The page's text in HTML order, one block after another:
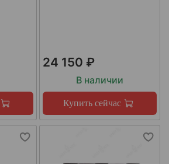
24 150 ₽
В наличии
Купить сейчас